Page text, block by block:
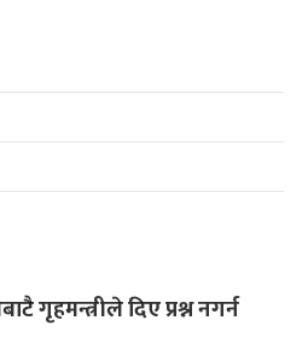
गृहमन्त्रीले दिए प्रश्न नगर्न